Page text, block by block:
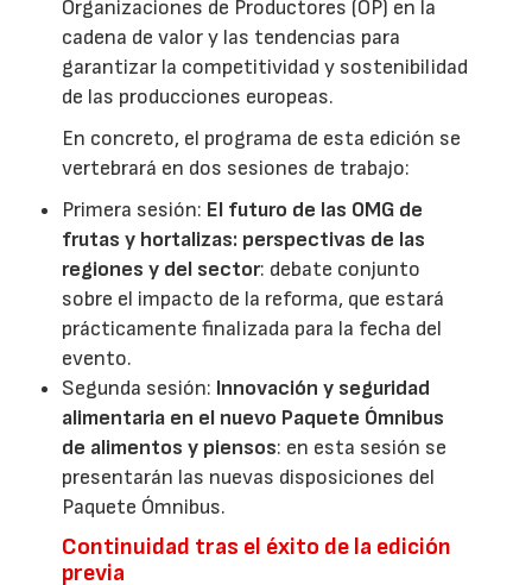
Organizaciones de Productores (OP) en la
cadena de valor y las tendencias para
garantizar la competitividad y sostenibilidad
de las producciones europeas.
En concreto, el programa de esta edición se
vertebrará en dos sesiones de trabajo:
Primera sesión: El futuro de las OMG de
frutas y hortalizas: perspectivas de las
regiones y del sector: debate conjunto
sobre el impacto de la reforma, que estará
prácticamente finalizada para la fecha del
evento.
Segunda sesión: Innovación y seguridad
alimentaria en el nuevo Paquete Ómnibus
de alimentos y piensos: en esta sesión se
presentarán las nuevas disposiciones del
Paquete Ómnibus.
Continuidad tras el éxito de la edición
previa